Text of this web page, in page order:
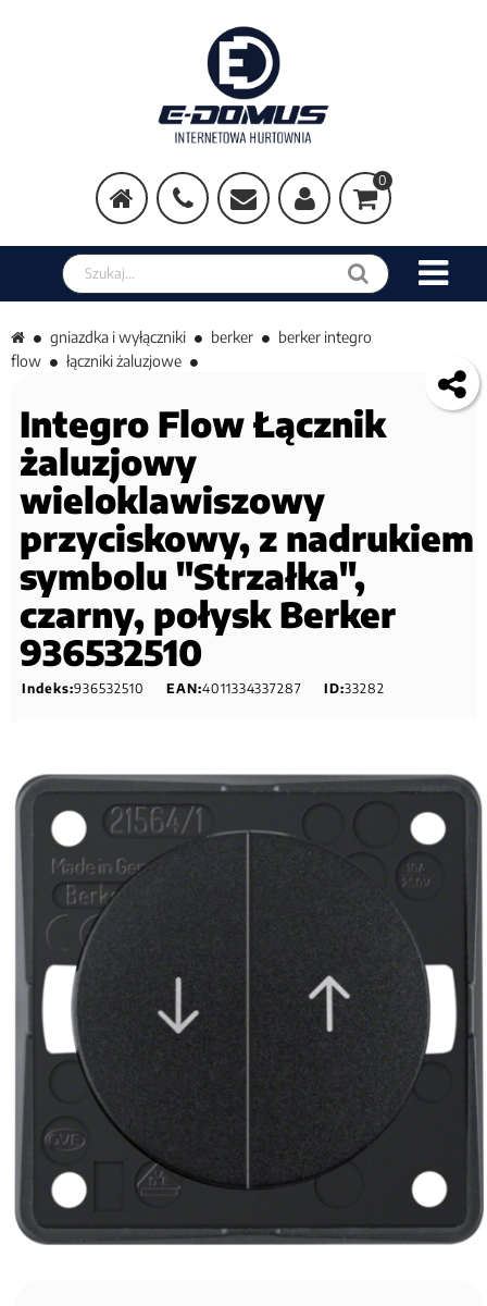
0
Szukaj w sklepie
gniazdka i wyłączniki berker
berker integro
flow
łączniki żaluzjowe
Integro Flow Łącznik
żaluzjowy
wieloklawiszowy
przyciskowy, z nadrukiem
symbolu "Strzałka",
czarny, połysk Berker
936532510
Indeks:936532510 EAN:4011334337287 ID:33282